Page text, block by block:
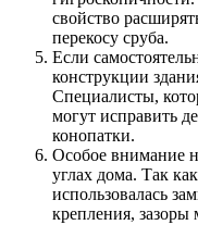
свойство
перекосу сруба.
Если
конструкции
Специалисты,
могут исправить
конопатки.
Особое внимание
углах дома. Так
использовалась
крепления, зазоры